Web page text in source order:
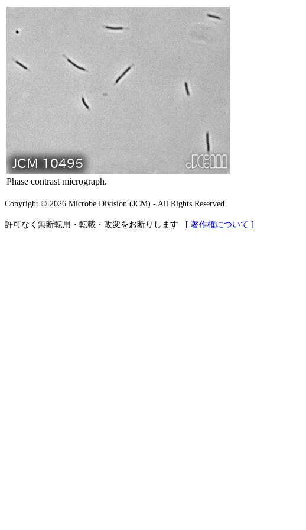
Phase contrast micrograph.
Copyright © 2026 Microbe Division (JCM) - All Rights Reserved
許可なく無断転用・転載・改変をお断りします [ 著作権について ]